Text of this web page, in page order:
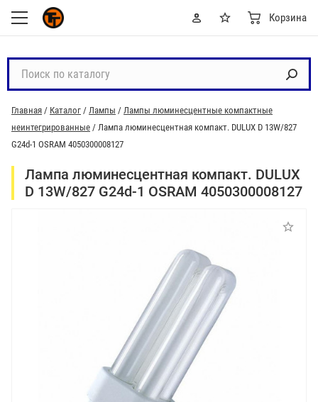
Корзина
с
к
п
о
а
Главная / Каталог / Лампы / Лампы люминесцентные компактные
неинтегрированные / Лампа люминесцентная компакт. DULUX D 13W/827
G24d-1 OSRAM 4050300008127
Лампа люминесцентная компакт. DULUX
D 13W/827 G24d-1 OSRAM 4050300008127